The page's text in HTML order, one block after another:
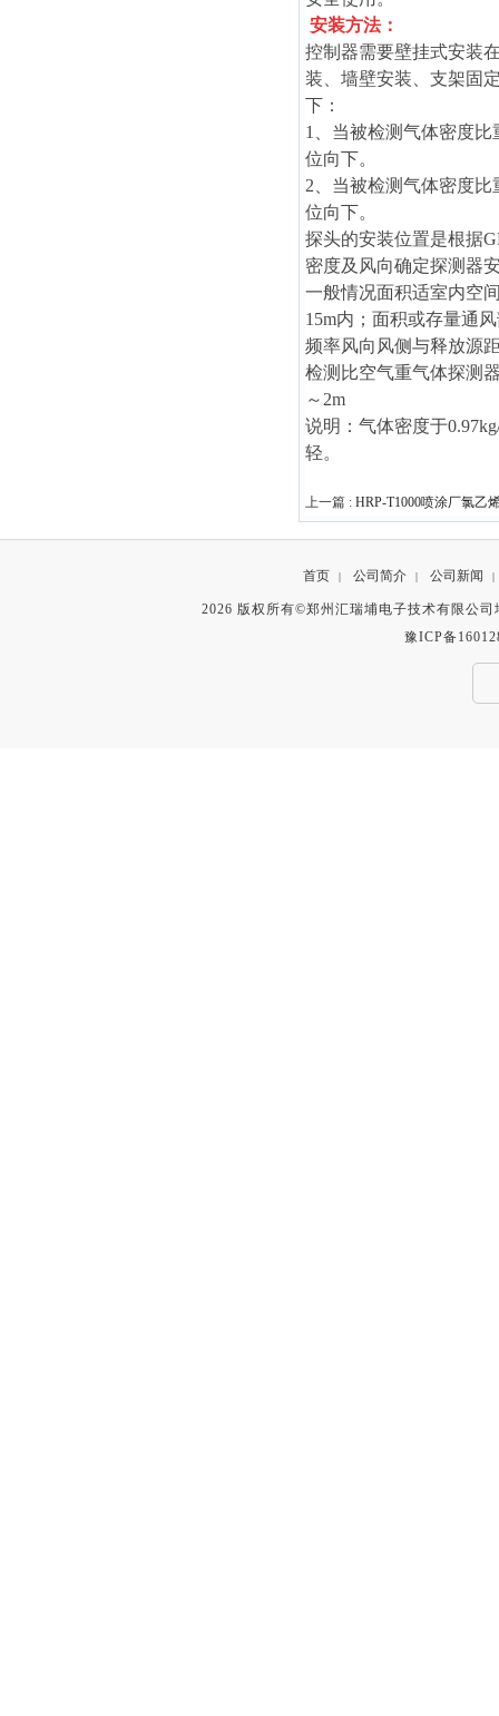
安装方法：
控制器需要壁挂式安装
装、墙壁安装、支架固
下：
1、当被检测气体密度
位向下。
2、当被检测气体密度
位向下。
探头的安装位置是根据
密度及风向确定探测器
一般情况面积适室内空
15m内；面积或存量通
频率风向风侧与释放源
检测比空气重气体探测
～2m
说明：气体密度于
轻。
上一篇 : HRP-T1000喷涂厂氯乙
首页 | 公司简介 | 公司新闻 |
2026 版权所有©郑州汇瑞埔电子技术有限公
豫ICP备